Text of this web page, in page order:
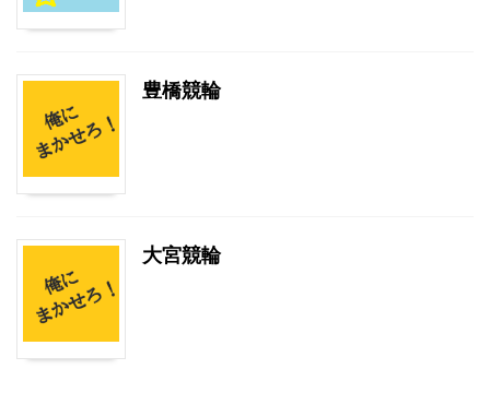
豊橋競輪
大宮競輪